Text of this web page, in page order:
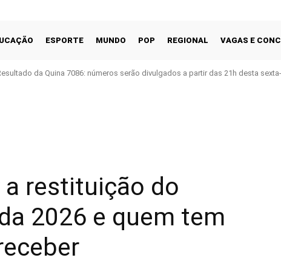
ESPORTE MUNDO POP REGIONAL VAGAS E
da Quina 7086: números serão divulgados a partir das 21h desta
restituição do
2026 e quem tem